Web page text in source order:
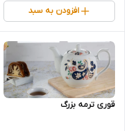
افزودن به سبد
قوری ترمه بزرگ